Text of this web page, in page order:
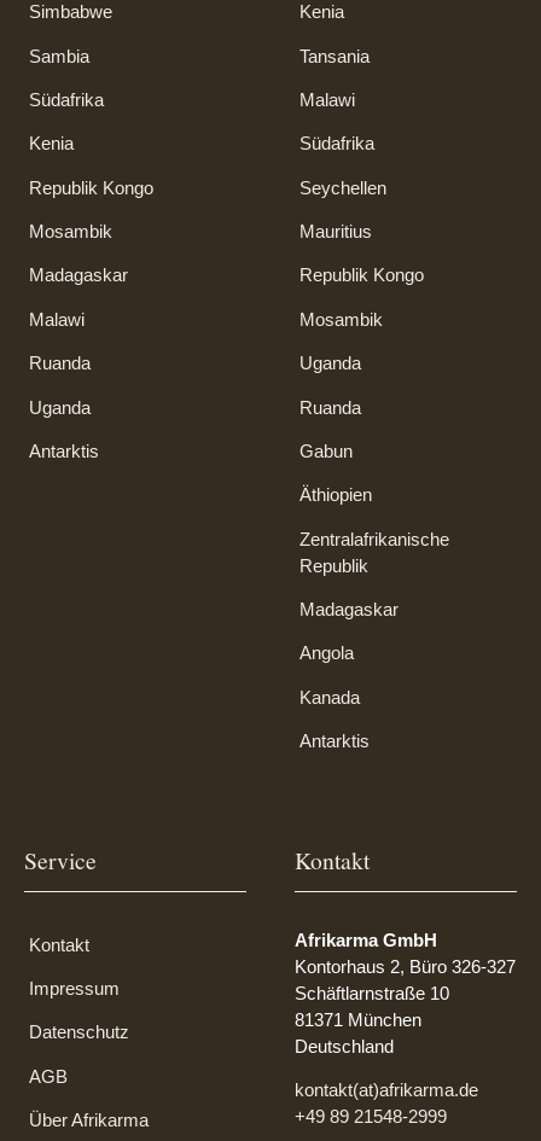
Simbabwe
Sambia
Südafrika
Kenia
Republik Kongo
Mosambik
Madagaskar
Malawi
Ruanda
Uganda
Antarktis
Kenia
Tansania
Malawi
Südafrika
Seychellen
Mauritius
Republik Kongo
Mosambik
Uganda
Ruanda
Gabun
Äthiopien
Zentralafrikanische
Republik
Madagaskar
Angola
Kanada
Antarktis
Service
Kontakt
Impressum
Datenschutz
AGB
Über Afrikarma
Kontakt
Afrikarma GmbH
Kontorhaus 2, Büro 326-327
Schäftlarnstraße 10
81371 München
Deutschland
kontakt(at)afrikarma.de
+49 89 21548-2999